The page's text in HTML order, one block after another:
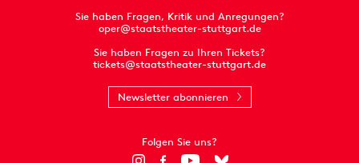
Sie haben Fragen, Kritik und Anregungen?
oper@staatstheater-stuttgart.de
Sie haben Fragen zu Ihren Tickets?
tickets@staatstheater-stuttgart.de
Newsletter abonnieren
Folgen Sie uns?